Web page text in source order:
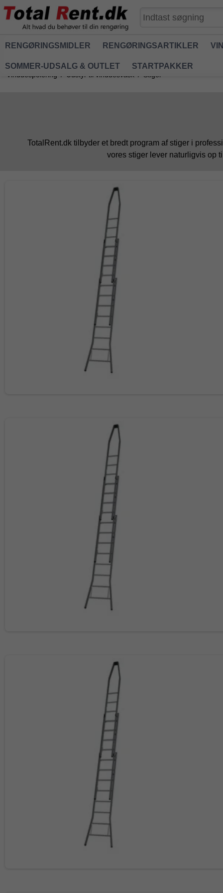
RENGØRINGSMIDLER RENGØRINGSARTIKLER
SOMMER-UDSALG & OUTLET STARTPAKKER
Vinduespolering / Udstyr til vinduesvask / Stiger
TotalRent.dk tilbyder et bredt program af stiger i
vores stiger lever naturligvis op